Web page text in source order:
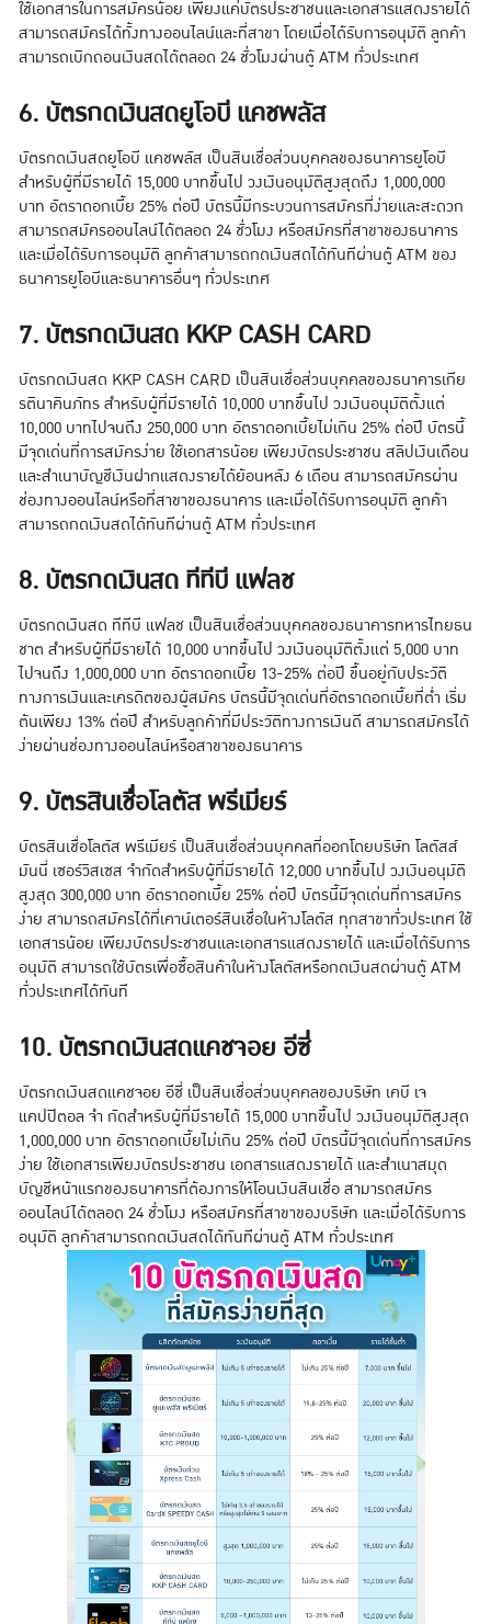
ใช้เอกสารในการสมัครน้อย เพียงแค่บัตรประชาชนและเอกสารแสดงรายได้
สามารถสมัครได้ทั้งทางออนไลน์และที่สาขา โดยเมื่อได้รับการอนุมัติ ลูกค้า
สามารถเบิกถอนเงินสดได้ตลอด 24 ชั่วโมงผ่านตู้ ATM ทั่วประเทศ
6. บัตรกดเงินสดยูโอบี แคชพลัส
บัตรกดเงินสดยูโอบี แคชพลัส เป็นสินเชื่อส่วนบุคคลของธนาคารยูโอบี
สำหรับผู้ที่มีรายได้ 15,000 บาทขึ้นไป วงเงินอนุมัติสูงสุดถึง 1,000,000
บาท อัตราดอกเบี้ย 25% ต่อปี บัตรนี้มีกระบวนการสมัครที่ง่ายและสะดวก
สามารถสมัครออนไลน์ได้ตลอด 24 ชั่วโมง หรือสมัครที่สาขาของธนาคาร
และเมื่อได้รับการอนุมัติ ลูกค้าสามารถกดเงินสดได้ทันทีผ่านตู้ ATM ของ
ธนาคารยูโอบีและธนาคารอื่นๆ ทั่วประเทศ
7. บัตรกดเงินสด KKP CASH CARD
บัตรกดเงินสด KKP CASH CARD เป็นสินเชื่อส่วนบุคคลของธนาคารเกีย
รตินาคินภัทร สำหรับผู้ที่มีรายได้ 10,000 บาทขึ้นไป วงเงินอนุมัติตั้งแต่
10,000 บาทไปจนถึง 250,000 บาท อัตราดอกเบี้ยไม่เกิน 25% ต่อปี บัตรนี้
มีจุดเด่นที่การสมัครง่าย ใช้เอกสารน้อย เพียงบัตรประชาชน สลิปเงินเดือน
และสำเนาบัญชีเงินฝากแสดงรายได้ย้อนหลัง 6 เดือน สามารถสมัครผ่าน
ช่องทางออนไลน์หรือที่สาขาของธนาคาร และเมื่อได้รับการอนุมัติ ลูกค้า
สามารถกดเงินสดได้ทันทีผ่านตู้ ATM ทั่วประเทศ
8. บัตรกดเงินสด ทีทีบี แฟลช
บัตรกดเงินสด ทีทีบี แฟลช เป็นสินเชื่อส่วนบุคคลของธนาคารทหารไทยธน
ชาต สำหรับผู้ที่มีรายได้ 10,000 บาทขึ้นไป วงเงินอนุมัติตั้งแต่ 5,000 บาท
ไปจนถึง 1,000,000 บาท อัตราดอกเบี้ย 13-25% ต่อปี ขึ้นอยู่กับประวัติ
ทางการเงินและเครดิตของผู้สมัคร บัตรนี้มีจุดเด่นที่อัตราดอกเบี้ยที่ต่ำ เริ่ม
ต้นเพียง 13% ต่อปี สำหรับลูกค้าที่มีประวัติทางการเงินดี สามารถสมัครได้
ง่ายผ่านช่องทางออนไลน์หรือสาขาของธนาคาร
9. บัตรสินเชื่อโลตัส พรีเมียร์
บัตรสินเชื่อโลตัส พรีเมียร์ เป็นสินเชื่อส่วนบุคคลที่ออกโดยบริษัท โลตัสส์
มันนี่ เซอร์วิสเซส จำกัดสำหรับผู้ที่มีรายได้ 12,000 บาทขึ้นไป วงเงินอนุมัติ
สูงสุด 300,000 บาท อัตราดอกเบี้ย 25% ต่อปี บัตรนี้มีจุดเด่นที่การสมัคร
ง่าย สามารถสมัครได้ที่เคาน์เตอร์สินเชื่อในห้างโลตัส ทุกสาขาทั่วประเทศ ใช้
เอกสารน้อย เพียงบัตรประชาชนและเอกสารแสดงรายได้ และเมื่อได้รับการ
อนุมัติ สามารถใช้บัตรเพื่อซื้อสินค้าในห้างโลตัสหรือกดเงินสดผ่านตู้ ATM
ทั่วประเทศได้ทันที
10. บัตรกดเงินสดแคชจอย อีซี่
บัตรกดเงินสดแคชจอย อีซี่ เป็นสินเชื่อส่วนบุคคลของบริษัท เคบี เจ
แคปปิตอล จำ กัดสำหรับผู้ที่มีรายได้ 15,000 บาทขึ้นไป วงเงินอนุมัติสูงสุด
1,000,000 บาท อัตราดอกเบี้ยไม่เกิน 25% ต่อปี บัตรนี้มีจุดเด่นที่การสมัคร
ง่าย ใช้เอกสารเพียงบัตรประชาชน เอกสารแสดงรายได้ และสำเนาสมุด
บัญชีหน้าแรกของธนาคารที่ต้องการให้โอนเงินสินเชื่อ สามารถสมัคร
ออนไลน์ได้ตลอด 24 ชั่วโมง หรือสมัครที่สาขาของบริษัท และเมื่อได้รับการ
อนุมัติ ลูกค้าสามารถกดเงินสดได้ทันทีผ่านตู้ ATM ทั่วประเทศ